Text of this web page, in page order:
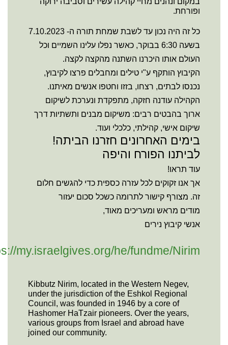
ופורחת.
כל זה היה נכון עד לשבת שמחת תורה ה- 7.10.2023
בשעה 6:30 בבוקר, כאשר נפלו עלינו השמיים וכל
העולם אותו היכרנו השתנה מהקצה לקצה.
הקיבוץ הותקף ע"י טילים ומחבלים פרצו לקיבוץ,
נכנסו לבתים, רצחו, בזזו וחטפו אנשים מאיתנו.
הקהילה עודנה חזקה, מתפקדת ונערכת לשיקום
ארוך בהבטים רבים: משיקום מבנים ותשתיות דרך
שיקום אישי, קהילתי, כלכלי ועוד.
בימים האחרונים חזרנו הביתה!
לביתנו הפורח והיפה
עוד תראו!
אך אנו זקוקים לכל עזרה כספית כדי להגשים חלום
זה. מצורף קישור לתרומה כשכל סכום יעזור
מודים מראש ומעריכים מאוד,
אנשי קיבוץ נירים
my.israelgives.org/he/fundme/Nirim
Kibbutz Nirim, located in the Western Negev,
under the jurisdiction of the Eshkol Regional
Council, was founded in 1946 by a core of
Hashomer HaTzair pioneers. Over the years,
various groups from Israel and abroad have
joined our community.